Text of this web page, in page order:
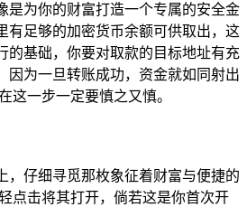
是为你的财富打造一个专属的安全金
有足够的加密货币余额可供取出，这
的基础，你要对取款的目标地址有充
因为一旦转账成功，资金就如同射出
这一步一定要慎之又慎。
，仔细寻觅那枚象征着财富与便捷的
点击将其打开，倘若这是你首次开